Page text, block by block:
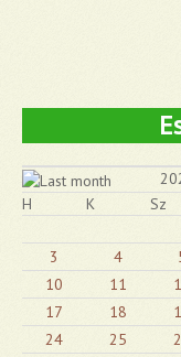
H
K Sz
3
4
10
11
17
18
24
25